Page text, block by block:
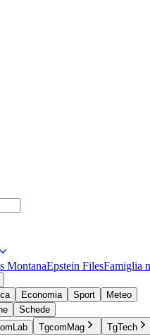
MontanaEpstein FilesFamiglia
Economia Sport
Meteo
Schede
TgcomMag TgTech